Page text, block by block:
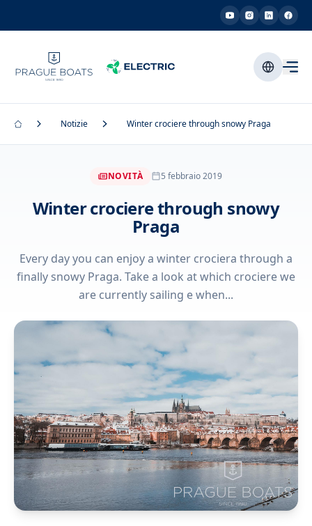
Notizie Winter crociere through snowy Praga
NOVITÀ 5 febbraio 2019
Winter crociere through snowy
Praga
Every day you can enjoy a winter crociera through a
finally snowy Praga. Take a look at which crociere we
are currently sailing e when...